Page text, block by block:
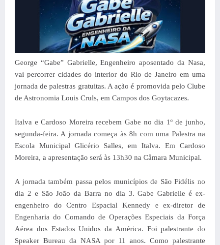
George “Gabe” Gabrielle, Engenheiro aposentado da Nasa,
vai percorrer cidades do interior do Rio de Janeiro em uma
jornada de palestras gratuitas. A ação é promovida pelo Clube
de Astronomia Louis Cruls, em Campos dos Goytacazes.
Italva e Cardoso Moreira recebem Gabe no dia 1º de junho,
segunda-feira. A jornada começa às 8h com uma Palestra na
Escola Municipal Glicério Salles, em Italva. Em Cardoso
Moreira, a apresentação será às 13h30 na Câmara Municipal.
A jornada também passa pelos municípios de São Fidélis no
dia 2 e São João da Barra no dia 3. Gabe Gabrielle é ex-
engenheiro do Centro Espacial Kennedy e ex-diretor de
Engenharia do Comando de Operações Especiais da Força
Aérea dos Estados Unidos da América. Foi palestrante do
Speaker Bureau da NASA por 11 anos. Como palestrante